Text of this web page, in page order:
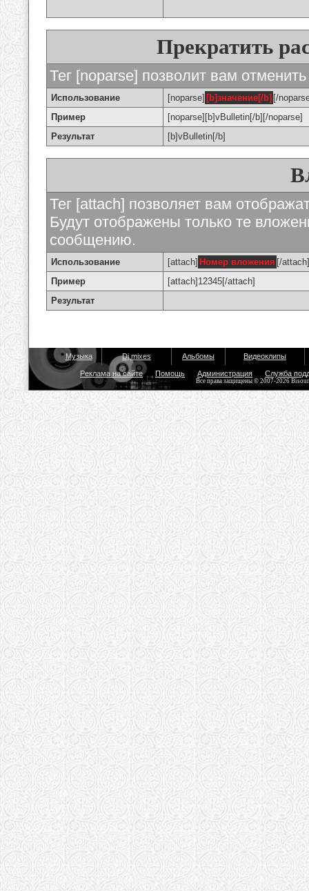
Прекратить
Тег [noparse] позволит вам
Использование [noparse] [b]значение[/b] [/
Пример
[noparse][b]vBulletin[/b][/noparse]
Результат
[b]vBulletin[/b]
Тег [attach] позволяет вам
Будут отображены только те
сообщению.
Использование [attach] Номер вложения [/attach]
Пример
[attach]12345[/attach]
Результат
Музыка Dj mixes Альбомы Видеоклипы
Реклама на сайте Помощь Администрация Служба
Все права защищены © 2007-2026